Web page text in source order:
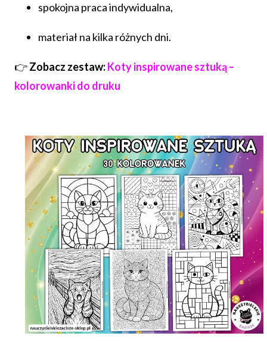
spokojna praca indywidualna,
materiał na kilka różnych dni.
👉Zobacz zestaw:Koty inspirowane sztuką –
kolorowanki do druku